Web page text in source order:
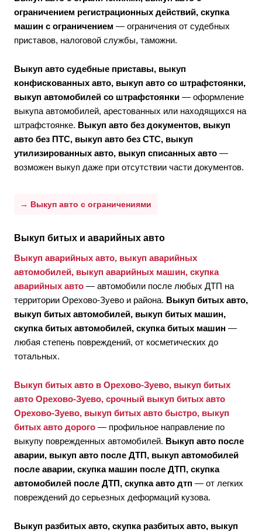
ограничением регистрационных действий, скупка
машин с ограничением — ограничения от судебных
приставов, налоговой службы, таможни.
Выкуп авто судебные приставы, выкуп
конфискованных авто, выкуп авто со штрафстоянки,
выкуп автомобилей со штрафстоянки — оформление
выкупа автомобилей, арестованных или находящихся на
штрафстоянке. Выкуп авто без документов, выкуп
авто без ПТС, выкуп авто без СТС, выкуп
утилизированных авто, выкуп списанных авто —
возможен выкуп даже при отсутствии части документов.
→ Выкуп авто с ограничениями
Выкуп битых и аварийных авто
Выкуп аварийных авто, выкуп аварийных
автомобилей, выкуп аварийных машин, скупка
аварийных авто — автомобили после любых ДТП на
территории Орехово-Зуево и района. Выкуп битых авто,
выкуп битых автомобилей, выкуп битых машин,
скупка битых автомобилей, скупка битых машин —
любая степень повреждений, от косметических до
тотальных.
Выкуп битых авто в Орехово-Зуево, выкуп битых
авто Орехово-Зуево, срочный выкуп битых авто
Орехово-Зуево, выкуп битых авто быстро, выкуп
битых авто дорого — профильное направление по
выкупу поврежденных автомобилей. Выкуп авто после
аварии, выкуп авто после ДТП, выкуп автомобилей
после аварии, скупка машин после ДТП, скупка
автомобилей после ДТП, скупка авто дтп — от легких
повреждений до серьезных деформаций кузова.
Выкуп разбитых авто, скупка разбитых авто, выкуп